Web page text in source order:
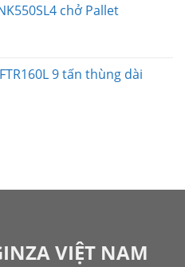
chở Pallet
9 tấn thùng dài
VIỆT NAM